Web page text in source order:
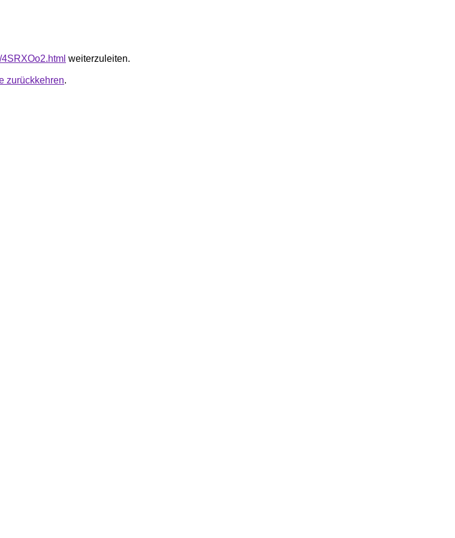
weiterzuleiten.
zurückkehren.